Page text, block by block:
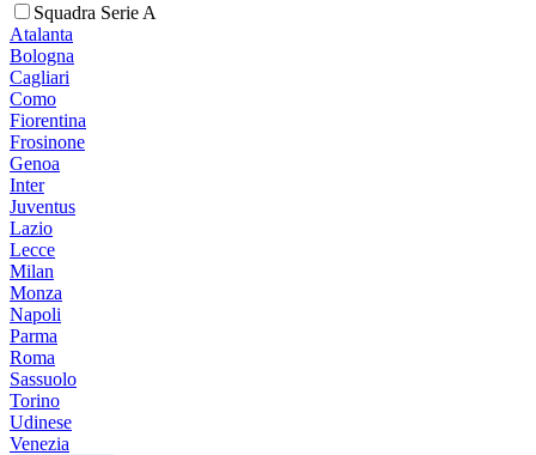
Squadra Serie A
Atalanta
Bologna
Cagliari
Como
Fiorentina
Frosinone
Genoa
Inter
Juventus
Lazio
Lecce
Milan
Monza
Napoli
Parma
Roma
Sassuolo
Torino
Udinese
Venezia